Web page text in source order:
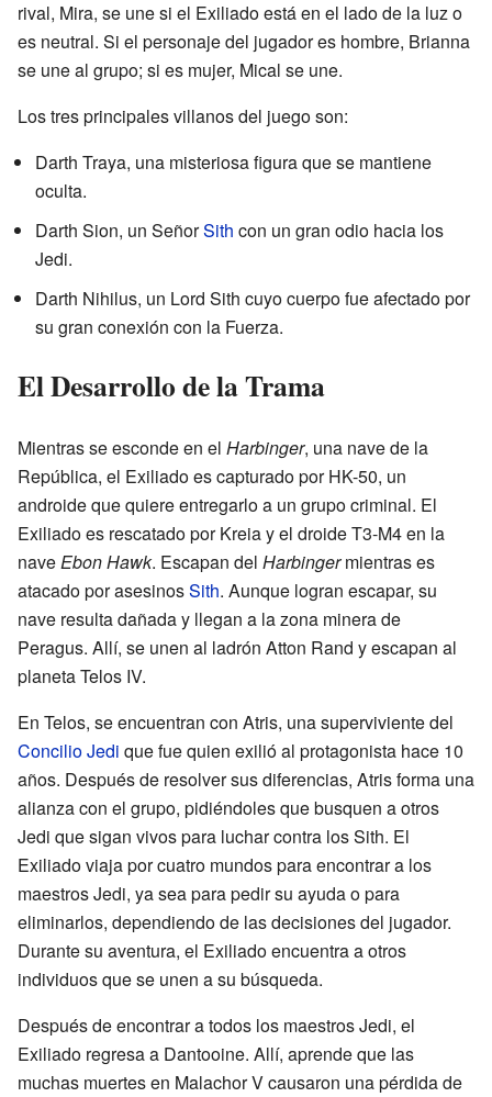
rival, Mira, se une si el Exiliado está en el lado de la luz o
es neutral. Si el personaje del jugador es hombre, Brianna
se une al grupo; si es mujer, Mical se une.
Los tres principales villanos del juego son:
Darth Traya, una misteriosa figura que se mantiene
oculta.
Darth Sion, un SeñorSith con un gran odio hacia los
Jedi.
Darth Nihilus, un Lord Sith cuyo cuerpo fue afectado por
su gran conexión con la Fuerza.
El Desarrollo de la Trama
Mientras se esconde en el Harbinger, una nave de la
República, el Exiliado es capturado por HK-50, un
androide que quiere entregarlo a un grupo criminal. El
Exiliado es rescatado por Kreia y el droide T3-M4 en la
naveEbon Hawk. Escapan del Harbingermientras es
atacado por asesinosSith. Aunque logran escapar, su
nave resulta dañada y llegan a la zona minera de
Peragus. Allí, se unen al ladrón Atton Rand y escapan al
planeta Telos IV.
En Telos, se encuentran con Atris, una superviviente del
Concilio Jedi que fue quien exilió al protagonista hace 10
años. Después de resolver sus diferencias, Atris forma una
alianza con el grupo, pidiéndoles que busquen a otros
Jedi que sigan vivos para luchar contra los Sith. El
Exiliado viaja por cuatro mundos para encontrar a los
maestros Jedi, ya sea para pedir su ayuda o para
eliminarlos, dependiendo de las decisiones del jugador.
Durante su aventura, el Exiliado encuentra a otros
individuos que se unen a su búsqueda.
Después de encontrar a todos los maestros Jedi, el
Exiliado regresa a Dantooine. Allí, aprende que las
muchas muertes en Malachor V causaron una pérdida de